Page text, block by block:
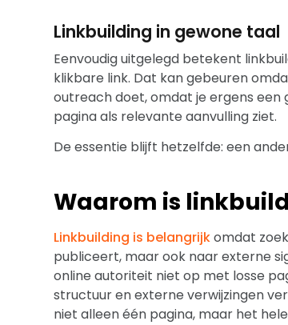
Linkbuilding in gewone taal
Eenvoudig uitgelegd betekent
klikbare link. Dat kan gebeuren
outreach doet, omdat je ergens
pagina als relevante aanvulling ziet.
De essentie blijft hetzelfde: een
Waarom is
Linkbuilding is belangrijkomdat
publiceert, maar ook naar externe
online autoriteit niet op met losse
structuur en externe verwijzingen
niet alleen één pagina, maar het